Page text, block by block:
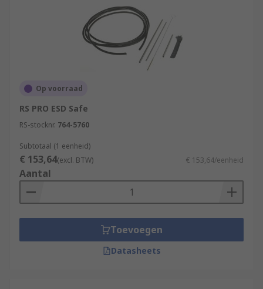
Op voorraad
RS PRO ESD Safe
RS-stocknr. 764-5760
Subtotaal (1 eenheid)
€ 153,64(excl. BTW) € 153,64/eenheid
Aantal
Toevoegen
Datasheets